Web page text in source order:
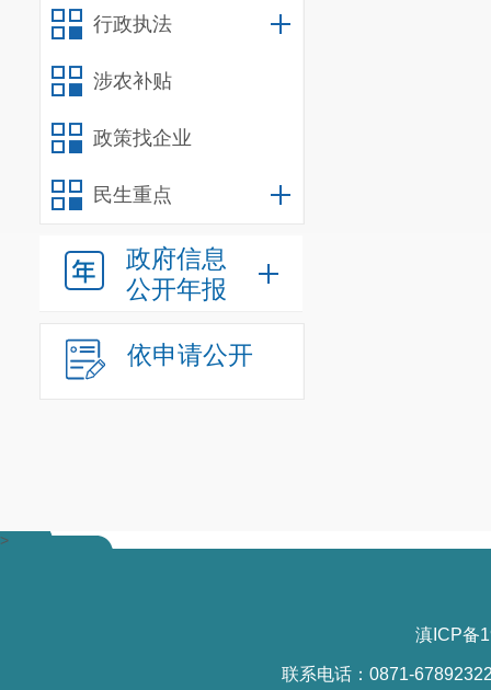
行政执法
涉农补贴
政策找企业
民生重点
政府信息
公开年报
依申请公开
>
滇ICP备
联系电话：0871-